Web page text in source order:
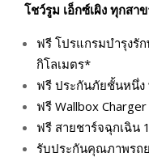
โชว์รูม เอ็กซ์เผิง ทุกสา
ฟรี โปรแกรมบำรุงรั
กิโลเมตร*
ฟรี ประกันภัยชั้นหนึ่
ฟรี Wallbox
ฟรี สายชาร์จฉุกเฉิน
รับประกันคุณภาพรถ